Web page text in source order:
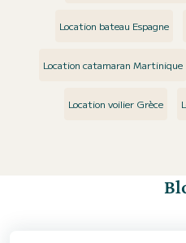
Location bateau Espagne
Location catamaran Martinique
Location voilier Grèce